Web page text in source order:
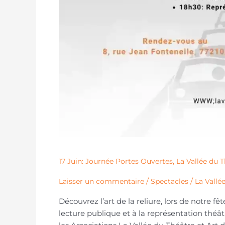
17 Juin: Journée Portes Ouvertes, La Vallée du
Laisser un commentaire /Spectacles / La
Découvrez l’art de la reliure, lors de notre
lecture publique et à la représentation